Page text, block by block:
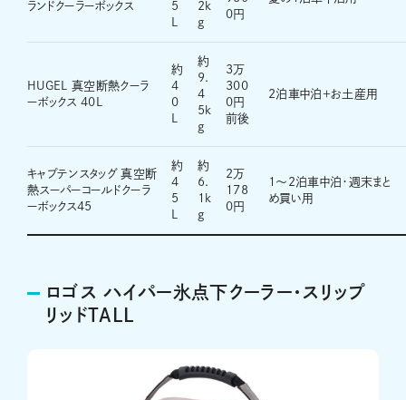
ランドクーラーボックス
5
2k
g
0円
HUGEL 真空断熱クーラ
ーボックス 40L
約
4
0
約
9.
4
5k
g
3万
300
0円
前後
2泊車中泊＋お土産用
キャプテンスタッグ 真空断
熱スーパーコールドクーラ
ーボックス45
約
4
5
約
6.
1k
g
2万
178
0円
1〜2泊車中泊・週末まと
め買い用
ロゴス ハイパー氷点下クーラー・スリップ
リッドTALL